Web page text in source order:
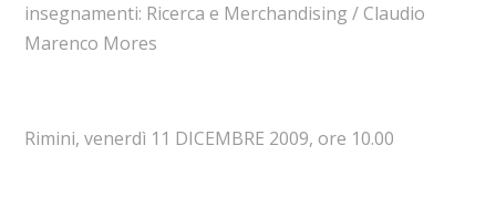
insegnamenti: Ricerca e Merchandising / Claudio
Marenco Mores
Rimini, venerdì 11 DICEMBRE 2009, ore 10.00